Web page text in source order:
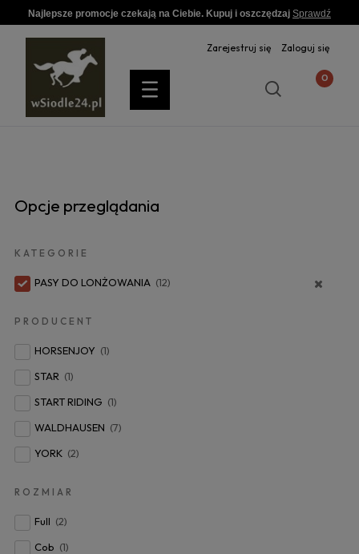
Najlepsze promocje czekają na Ciebie. Kupuj i oszczędzaj Sprawdź
Zarejestruj się Zaloguj się
Opcje przeglądania
KATEGORIE
PASY DO LONŻOWANIA (12)
PRODUCENT
HORSENJOY (1)
STAR (1)
START RIDING (1)
WALDHAUSEN (7)
YORK (2)
ROZMIAR
Full (2)
Cob (1)